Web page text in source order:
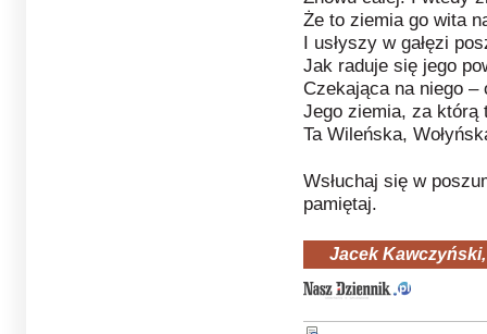
Że to ziemia go wita
I usłyszy w gałęzi
Jak raduje się jego
Czekająca na niego –
Jego ziemia, za którą
Ta Wileńska,
Wsłuchaj się w
pamiętaj.
Jacek